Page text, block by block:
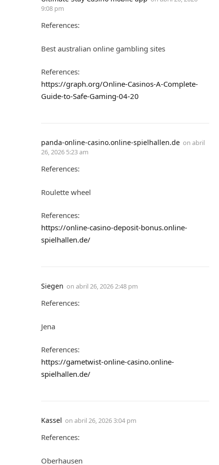
9:08 pm
References:
Best australian online gambling sites
References:
https://graph.org/Online-Casinos-A-Complete-
Guide-to-Safe-Gaming-04-20
panda-online-casino.online-spielhallen.de on abril
26, 2026 5:23 am
References:
Roulette wheel
References:
https://online-casino-deposit-bonus.online-
spielhallen.de/
Siegen on abril 26, 2026 2:48 pm
References:
Jena
References:
https://gametwist-online-casino.online-
spielhallen.de/
Kassel on abril 26, 2026 3:04 pm
References:
Oberhausen